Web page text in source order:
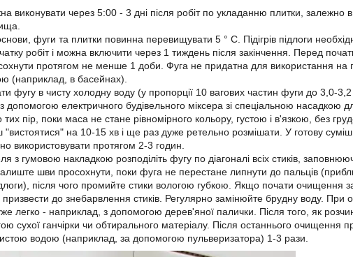
виконувати через 5:00 - 3 дні після робіт по укладанню плитки, залежно
фуги та плитки повинна перевищувати 5 ° C. Підігрів підлоги
робіт і можна включити через 1 тиждень після закінчення. Перед
протягом не менше 1 доби. Фуга не придатна для використання на
(наприклад, в басейнах).
фугу в чисту холодну воду (у пропорції 10 вагових частин фуги до 3,0-3,2
електричного будівельного міксера зі спеціальною насадкою
пір, поки маса не стане рівномірного кольору, густою і в'язкою, без
на 10-15 хв і ще раз дуже ретельно розмішати. У готову
використовувати протягом 2-3 годин.
з гумовою накладкою розподіліть фугу по діагоналі всіх стиків,
шви просохнути, поки фуга не перестане липнути до пальців
після чого промийте стики вологою губкою. Якщо почати очищення
до знебарвлення стиків. Регулярно замінюйте брудну воду. При
легко - наприклад, з допомогою дерев'яної палички. Після того, як
сухої ганчірки чи обтирального матеріалу. Після останнього очищення
водою (наприклад, за допомогою пульверизатора) 1-3 рази.